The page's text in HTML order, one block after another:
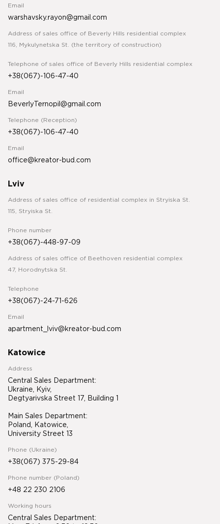
Email
warshavsky.rayon@gmail.com
Address of sales office of Beverly Hills residential complex
116, Mykulynetska St. (the territory of construction)
Telephone of sales office of Beverly Hills residential complex
+38(067)-106-47-40
Email
BeverlyTernopil@gmail.com
Telephone (Reception)
+38(067)-106-47-40
Email
office@kreator-bud.com
Lviv
Address of sales office of residential complex in Stryiska St.
115, Stryiska St.
Phone number
+38(067)-448-97-09
Address of sales office of Beethoven residential complex
47, Horodnytska St.
Telephone
+38(067)-24-71-626
Email
apartment_lviv@kreator-bud.com
Katowice
Address
Central Sales Department:
Ukraine, Kyiv,
Degtyarivska Street 17, Building 1
Main Sales Department:
Poland, Katowice,
University Street 13
Phone (Ukraine)
+38(067) 375-29-84
Phone number (Poland)
+48 22 230 2106
Working hours
Central Sales Department: